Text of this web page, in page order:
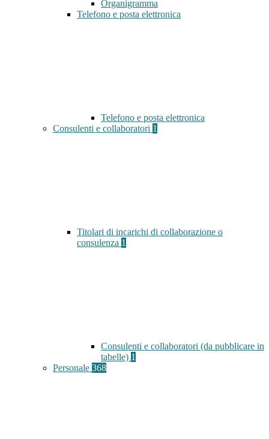
Organigramma
Telefono e posta elettronica
Telefono e posta elettronica
Consulenti e collaboratori 1
Titolari di incarichi di collaborazione o
consulenza 1
Consulenti e collaboratori (da pubblicare in
tabelle) 1
Personale 368